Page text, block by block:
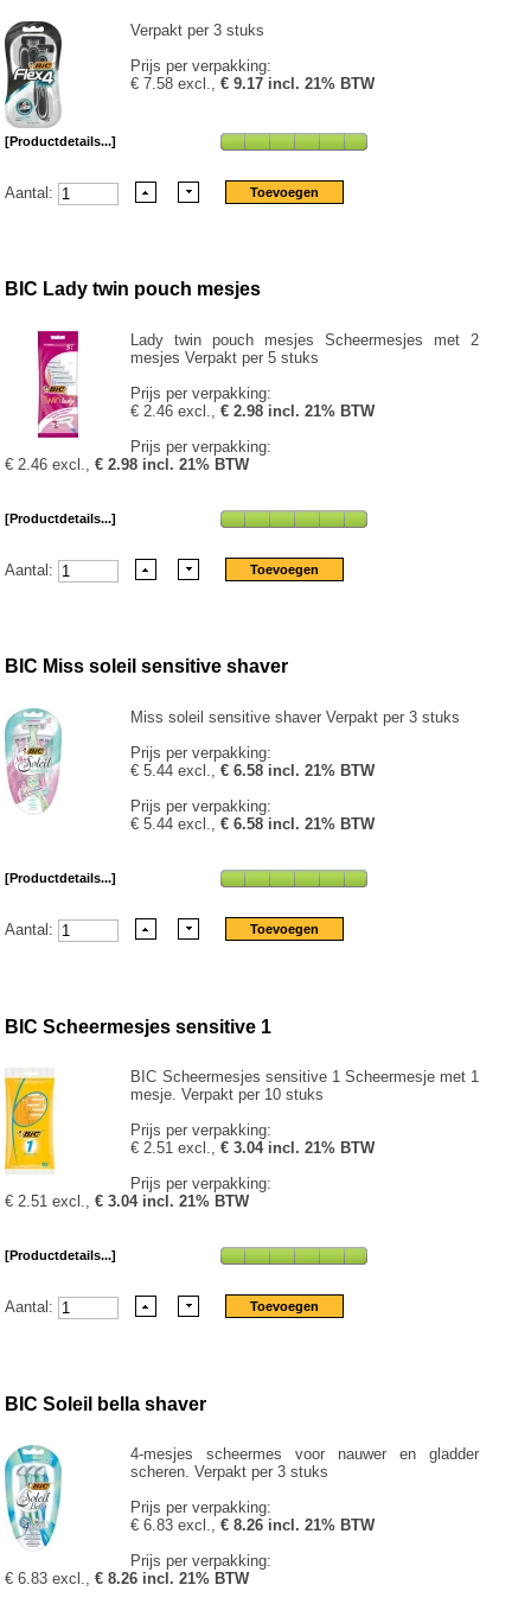
Verpakt per 3 stuks
Prijs per verpakking:
€ 7.58 excl.,€ 9.17 incl. 21% BTW
[Productdetails...]
Aantal:
BIC Lady twin pouch mesjes
Lady twin pouch mesjes Scheermesjes met 2
mesjes Verpakt per 5 stuks
Prijs per verpakking:
€ 2.46 excl.,€ 2.98 incl. 21% BTW
Prijs per verpakking:
€ 2.46 excl.,€ 2.98 incl. 21% BTW
[Productdetails...]
Aantal:
BIC Miss soleil sensitive shaver
Miss soleil sensitive shaver Verpakt per 3 stuks
Prijs per verpakking:
€ 5.44 excl.,€ 6.58 incl. 21% BTW
Prijs per verpakking:
€ 5.44 excl.,€ 6.58 incl. 21% BTW
[Productdetails...]
Aantal:
BIC Scheermesjes sensitive 1
BIC Scheermesjes sensitive 1 Scheermesje met 1
mesje. Verpakt per 10 stuks
Prijs per verpakking:
€ 2.51 excl.,€ 3.04 incl. 21% BTW
Prijs per verpakking:
€ 2.51 excl.,€ 3.04 incl. 21% BTW
[Productdetails...]
Aantal:
BIC Soleil bella shaver
4-mesjes scheermes voor nauwer en gladder
scheren. Verpakt per 3 stuks
Prijs per verpakking:
€ 6.83 excl.,€ 8.26 incl. 21% BTW
Prijs per verpakking:
€ 6.83 excl.,€ 8.26 incl. 21% BTW